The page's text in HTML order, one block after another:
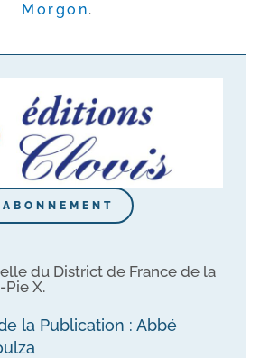
Morgon.
ABONNEMENT
du District de France de la
Pie X.
la Publication : Abbé